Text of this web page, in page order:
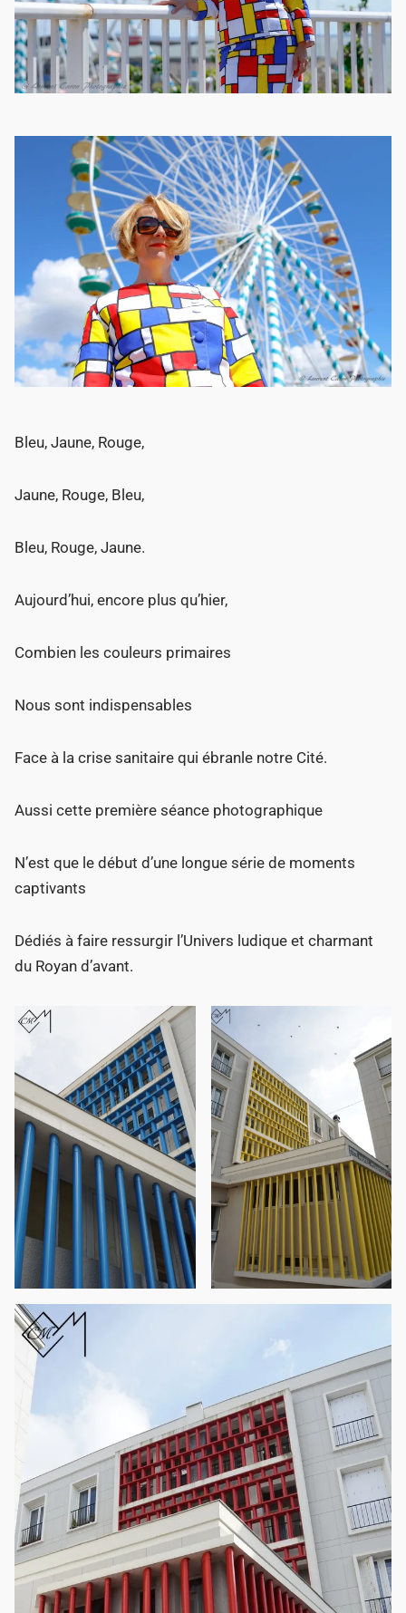
Bleu, Jaune, Rouge,
Jaune, Rouge, Bleu,
Bleu, Rouge, Jaune.
Aujourd’hui, encore plus qu’hier,
Combien les couleurs primaires
Nous sont indispensables
Face à la crise sanitaire qui ébranle notre Cité.
Aussi cette première séance photographique
N’est que le début d’une longue série de moments
captivants
Dédiés à faire ressurgir l’Univers ludique et charmant
du Royan d’avant.